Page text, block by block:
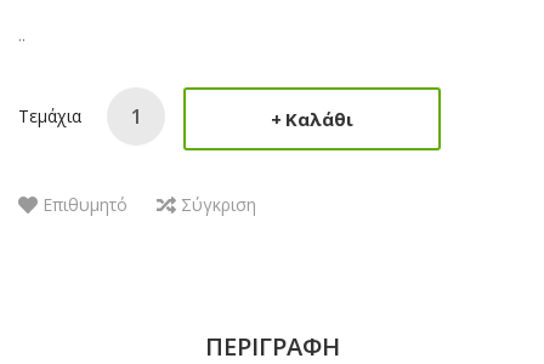
..
Τεμάχια Καλάθι
Επιθυμητό Σύγκριση
ΠΕΡΙΓΡΑΦΉ